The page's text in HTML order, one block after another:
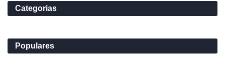
Categorias
Populares